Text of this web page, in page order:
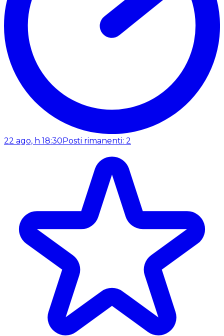
22 ago, h 18:30Posti rimanenti: 2